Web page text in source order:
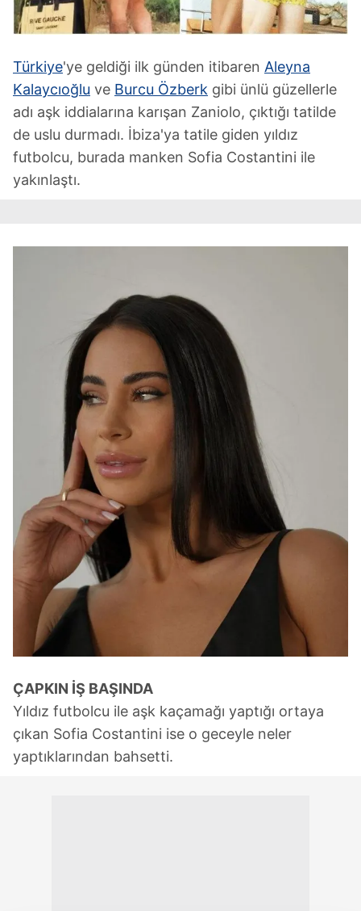
Türkiye'ye geldiği ilk günden itibaren Aleyna
Kalaycıoğlu ve Burcu Özberk gibi ünlü güzellerle
adı aşk iddialarına karışan Zaniolo, çıktığı tatilde
de uslu durmadı. İbiza'ya tatile giden yıldız
futbolcu, burada manken Sofia Costantini ile
yakınlaştı.
ÇAPKIN İŞ BAŞINDA
Yıldız futbolcu ile aşk kaçamağı yaptığı ortaya
çıkan Sofia Costantini ise o geceyle neler
yaptıklarından bahsetti.